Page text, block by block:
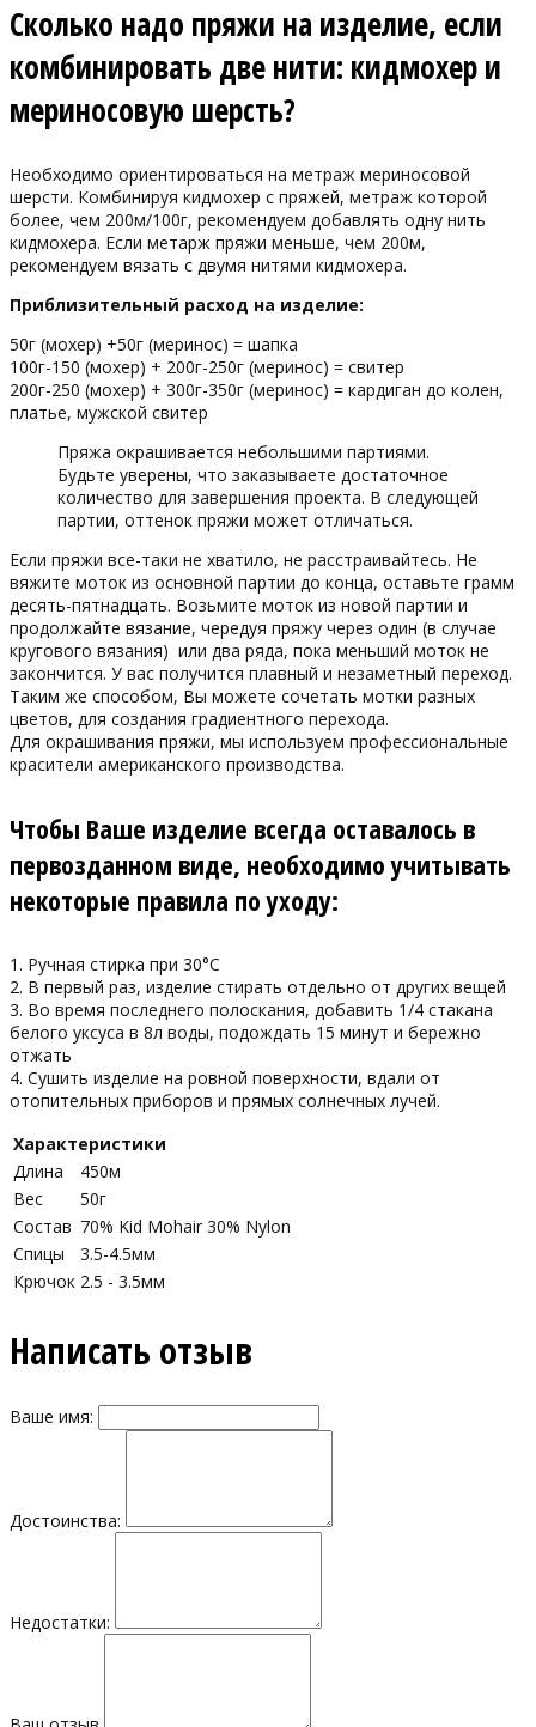
Сколько надо пряжи на изделие, если
комбинировать две нити: кидмохер и
мериносовую шерсть?
Необходимо ориентироваться на метраж мериносовой
шерсти. Комбинируя кидмохер с пряжей, метраж которой
более, чем 200м/100г, рекомендуем добавлять одну нить
кидмохера. Если метарж пряжи меньше, чем 200м,
рекомендуем вязать с двумя нитями кидмохера.
Приблизительный расход на изделие:
50г (мохер) +50г (меринос) = шапка
100г-150 (мохер) + 200г-250г (меринос) = свитер
200г-250 (мохер) + 300г-350г (меринос) = кардиган до колен,
платье, мужской свитер
Пряжа окрашивается небольшими партиями.
Будьте уверены, что заказываете достаточное
количество для завершения проекта. В следующей
партии, оттенок пряжи может отличаться.
Если пряжи все-таки не хватило, не расстраивайтесь. Не
вяжите моток из основной партии до конца, оставьте грамм
десять-пятнадцать. Возьмите моток из новой партии и
продолжайте вязание, чередуя пряжу через один (в случае
кругового вязания) или два ряда, пока меньший моток не
закончится. У вас получится плавный и незаметный переход.
Таким же способом, Вы можете сочетать мотки разных
цветов, для создания градиентного перехода.
Для окрашивания пряжи, мы используем профессиональные
красители американского производства.
Чтобы Ваше изделие всегда оставалось в
первозданном виде, необходимо учитывать
некоторые правила по уходу:
1. Ручная стирка при 30°С
2. В первый раз, изделие стирать отдельно от других вещей
3. Во время последнего полоскания, добавить 1/4 стакана
белого уксуса в 8л воды, подождать 15 минут и бережно
отжать
4. Сушить изделие на ровной поверхности, вдали от
отопительных приборов и прямых солнечных лучей.
Характеристики
Длина
450м
Вес
50г
Состав 70% Kid Mohair 30% Nylon
Спицы
3.5-4.5мм
Крючок 2.5 - 3.5мм
Написать отзыв
Ваше имя:
Достоинства:
Недостатки: